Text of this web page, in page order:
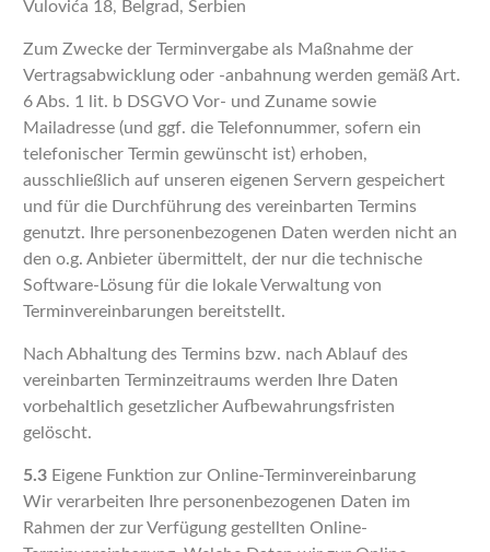
Vulovića 18, Belgrad, Serbien
Zum Zwecke der Terminvergabe als Maßnahme der
Vertragsabwicklung oder -anbahnung werden gemäß Art.
6 Abs. 1 lit. b DSGVO Vor- und Zuname sowie
Mailadresse (und ggf. die Telefonnummer, sofern ein
telefonischer Termin gewünscht ist) erhoben,
ausschließlich auf unseren eigenen Servern gespeichert
und für die Durchführung des vereinbarten Termins
genutzt. Ihre personenbezogenen Daten werden nicht an
den o.g. Anbieter übermittelt, der nur die technische
Software-Lösung für die lokale Verwaltung von
Terminvereinbarungen bereitstellt.
Nach Abhaltung des Termins bzw. nach Ablauf des
vereinbarten Terminzeitraums werden Ihre Daten
vorbehaltlich gesetzlicher Aufbewahrungsfristen
gelöscht.
5.3Eigene Funktion zur Online-Terminvereinbarung
Wir verarbeiten Ihre personenbezogenen Daten im
Rahmen der zur Verfügung gestellten Online-